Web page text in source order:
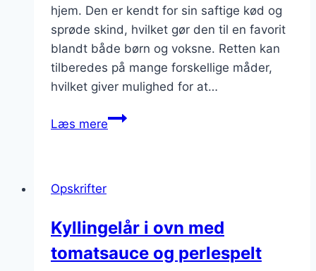
hjem. Den er kendt for sin saftige kød og
sprøde skind, hvilket gør den til en favorit
blandt både børn og voksne. Retten kan
tilberedes på mange forskellige måder,
hvilket giver mulighed for at…
Læs mereKyllingelår
gulerødder
Opskrifter
Kyllingelår i ovn med
tomatsauce og perlespelt